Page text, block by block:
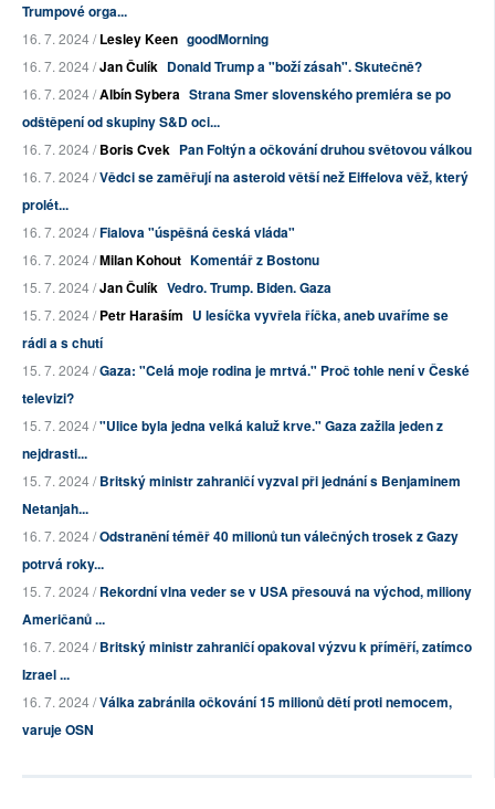
Trumpové orga...
16. 7. 2024 /Lesley Keen goodMorning
16. 7. 2024 /Jan Čulík Donald Trump a "boží zásah". Skutečně?
16. 7. 2024 /Albín Sybera Strana Smer slovenského premiéra se po
odštěpení od skupiny S&D oci...
16. 7. 2024 /Boris Cvek Pan Foltýn a očkování druhou světovou válkou
16. 7. 2024 /Vědci se zaměřují na asteroid větší než Eiffelova věž, který
prolét...
16. 7. 2024 /Fialova "úspěšná česká vláda"
16. 7. 2024 /Milan Kohout Komentář z Bostonu
15. 7. 2024 /Jan Čulík Vedro. Trump. Biden. Gaza
15. 7. 2024 /Petr Haraším U lesíčka vyvřela říčka, aneb uvaříme se
rádi a s chutí
15. 7. 2024 /Gaza: "Celá moje rodina je mrtvá." Proč tohle není v České
televizi?
15. 7. 2024 /"Ulice byla jedna velká kaluž krve." Gaza zažila jeden z
nejdrasti...
15. 7. 2024 /Britský ministr zahraničí vyzval při jednání s Benjaminem
Netanjah...
16. 7. 2024 /Odstranění téměř 40 milionů tun válečných trosek z Gazy
potrvá roky...
15. 7. 2024 /Rekordní vlna veder se v USA přesouvá na východ, miliony
Američanů ...
16. 7. 2024 /Britský ministr zahraničí opakoval výzvu k příměří, zatímco
Izrael ...
16. 7. 2024 /Válka zabránila očkování 15 milionů dětí proti nemocem,
varuje OSN